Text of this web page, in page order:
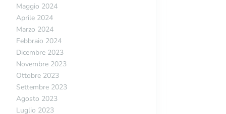
Maggio 2024
Aprile 2024
Marzo 2024
Febbraio 2024
Dicembre 2023
Novembre 2023
Ottobre 2023
Settembre 2023
Agosto 2023
Luglio 2023